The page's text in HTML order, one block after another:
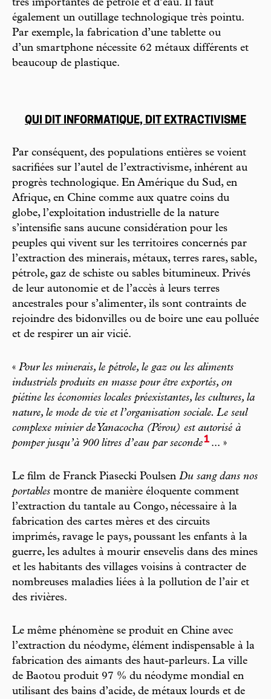
très importantes de pétrole et d’eau. Il faut
également un outillage technologique très pointu.
Par exemple, la fabrication d’une tablette ou
d’un smartphone nécessite 62 métaux différents et
beaucoup de plastique.
QUI DIT INFORMATIQUE, DIT EXTRACTIVISME
Par conséquent, des populations entières se voient
sacrifiées sur l’autel de l’extractivisme, inhérent au
progrès technologique. En Amérique du Sud, en
Afrique, en Chine comme aux quatre coins du
globe, l’exploitation industrielle de la nature
s’intensifie sans aucune considération pour les
peuples qui vivent sur les territoires concernés par
l’extraction des minerais, métaux, terres rares, sable,
pétrole, gaz de schiste ou sables bitumineux. Privés
de leur autonomie et de l’accès à leurs terres
ancestrales pour s’alimenter, ils sont contraints de
rejoindre des bidonvilles ou de boire une eau polluée
et de respirer un air vicié.
« Pour les minerais, le pétrole, le gaz ou les aliments
industriels produits en masse pour être exportés, on
piétine les économies locales préexistantes, les cultures, la
nature, le mode de vie et l’organisation sociale. Le seul
complexe minier de Yanacocha (Pérou) est autorisé à
pomper jusqu’à 900 litres d’eau par seconde1 ... »
Le film de Franck Piasecki Poulsen Du sang dans nos
portables montre de manière éloquente comment
l’extraction du tantale au Congo, nécessaire à la
fabrication des cartes mères et des circuits
imprimés, ravage le pays, poussant les enfants à la
guerre, les adultes à mourir ensevelis dans des mines
et les habitants des villages voisins à contracter de
nombreuses maladies liées à la pollution de l’air et
des rivières.
Le même phénomène se produit en Chine avec
l’extraction du néodyme, élément indispensable à la
fabrication des aimants des haut-parleurs. La ville
de Baotou produit 97 % du néodyme mondial en
utilisant des bains d’acide, de métaux lourds et de